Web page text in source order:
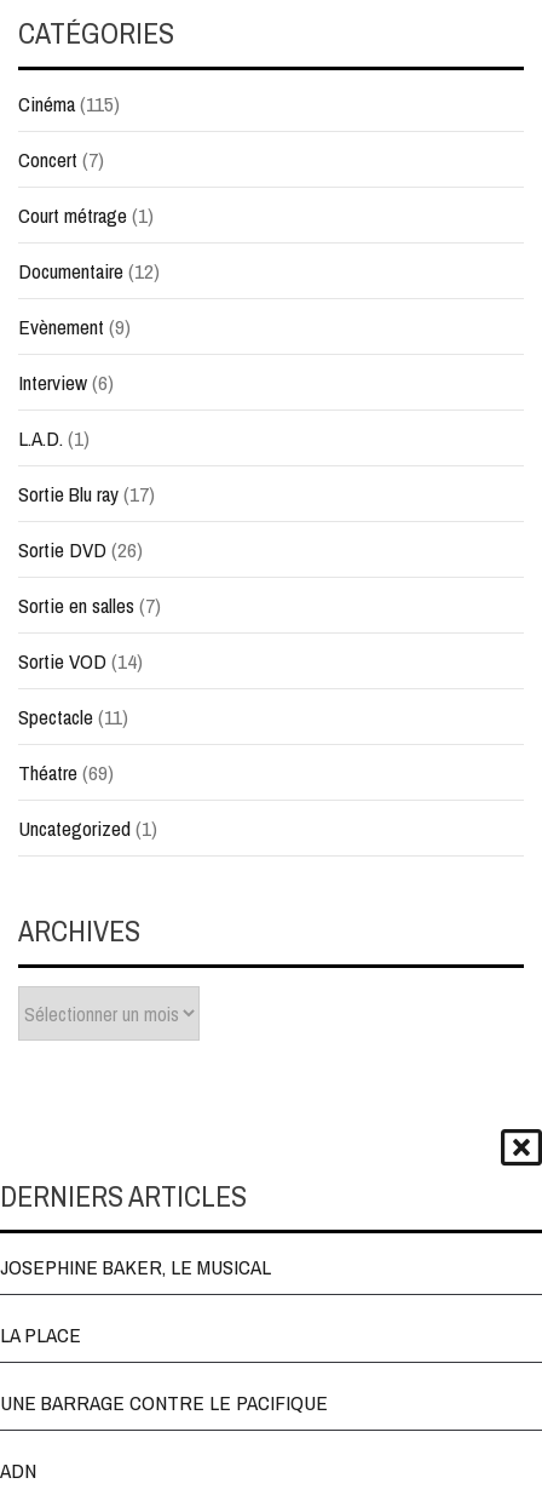
CATÉGORIES
Cinéma(115)
Concert (7)
Court métrage(1)
Documentaire(12)
Evènement (9)
Interview(6)
L.A.D.(1)
Sortie Blu ray(17)
Sortie DVD(26)
Sortie en salles(7)
Sortie VOD(14)
Spectacle(11)
Théatre(69)
Uncategorized(1)
ARCHIVES
DERNIERS ARTICLES
JOSEPHINE BAKER, LE MUSICAL
LA PLACE
UNE BARRAGE CONTRE LE PACIFIQUE
ADN